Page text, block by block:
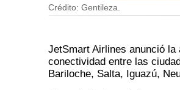
Crédito: Gentileza.
JetSmart Airlines anunció
conectividad entre las
Bariloche, Salta, Iguazú,